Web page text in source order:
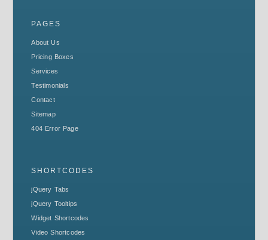
PAGES
About Us
Pricing Boxes
Services
Testimonials
Contact
Sitemap
404 Error Page
SHORTCODES
jQuery Tabs
jQuery Tooltips
Widget Shortcodes
Video Shortcodes